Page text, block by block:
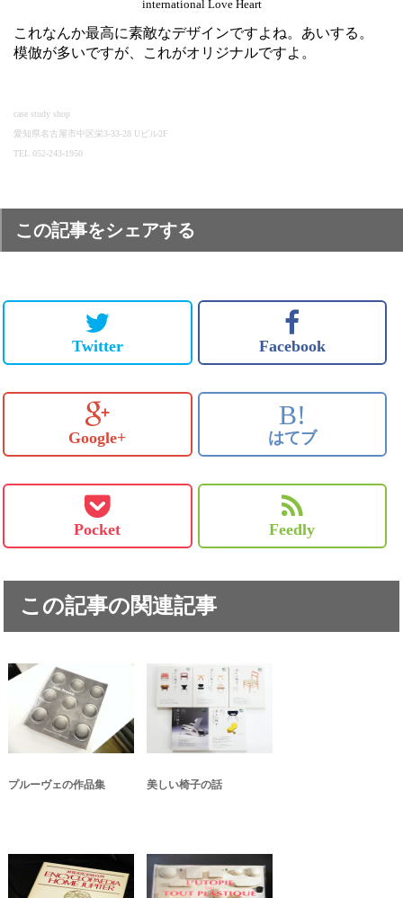
international Love Heart
これなんか最高に素敵なデザインですよね。あいする。
模倣が多いですが、これがオリジナルですよ。
case study shop
愛知県名古屋市中区栄3-33-28 Uビル2F
TEL 052-243-1950
この記事をシェアする
Twitter Facebook
Google+
B!
はてブ
Pocket Feedly
この記事の関連記事
プルーヴェの作品集 美しい椅子の話